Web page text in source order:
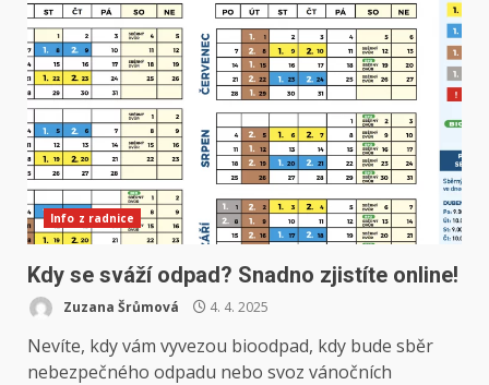
Info z radnice
Kdy se sváží odpad? Snadno zjistíte online!
Zuzana Šrůmová 4. 4. 2025
Nevíte, kdy vám vyvezou bioodpad, kdy bude sběr
nebezpečného odpadu nebo svoz vánočních